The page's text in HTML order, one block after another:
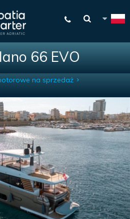
66 EVO
na sprzedaż